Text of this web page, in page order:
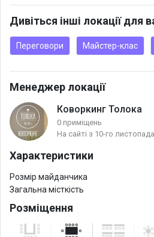
Дивіться інші локації для
Переговори Майстер-клас
Менеджер локації
Коворкинг Толока
0 приміщень
На сайті з 10-го
Характеристики
Розмір майданчика
Загальна місткість
Розміщення